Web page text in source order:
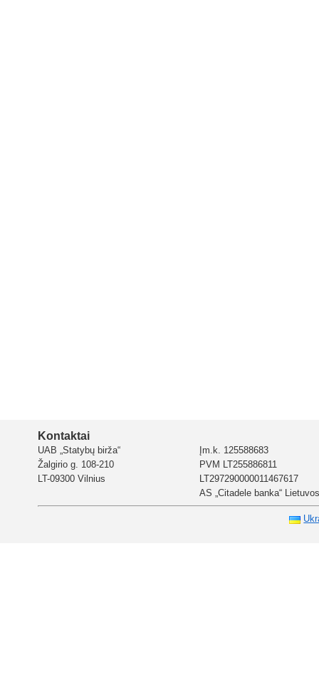
Kontaktai
UAB „Statybų birža“
Žalgirio g. 108-210
LT-09300 Vilnius
Įm.k. 125588683
PVM LT255886811
LT297290000011467617
AS „Citadele banka“